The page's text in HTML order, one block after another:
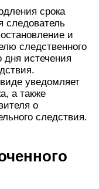
срока
следователь
и
следственного
дня истечения
уведомляет
а также
о
следствия.